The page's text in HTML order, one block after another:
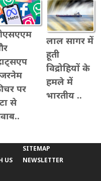
पर
से
लाल सागर में
हूती
विद्रोहियों के
हमले में
भारतीय ..
US
SITEMAP
NEWSLETTER